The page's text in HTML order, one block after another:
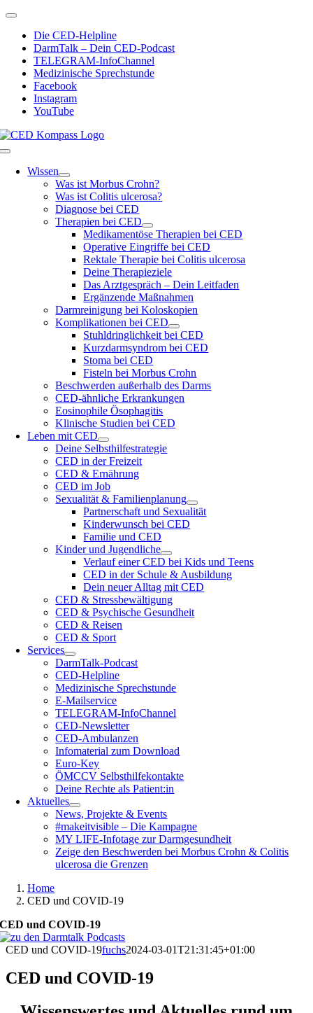
Zum
springen
Toggle
NavigationDie CED-Helpline
DarmTalk – Dein CED-Podcast
TELEGRAM-InfoChannel
Medizinische Sprechstunde
Facebook
Instagram
YouTube
Toggle
NavigationWissen
Was ist Morbus Crohn?
Was ist Colitis ulcerosa?
Diagnose bei CED
Therapien bei CED
Medikamentöse Therapien bei CED
Operative Eingriffe bei CED
Rektale Therapie bei Colitis ulcerosa
Deine Therapieziele
Das Arztgespräch – Dein Leitfaden
Ergänzende Maßnahmen
Darmreinigung bei Koloskopien
Komplikationen bei CED
Stuhldringlichkeit bei CED
Kurzdarmsyndrom bei CED
Stoma bei CED
Fisteln bei Morbus Crohn
Beschwerden außerhalb des Darms
CED-ähnliche Erkrankungen
Eosinophile Ösophagitis
Klinische Studien bei CED
Leben mit CED
Deine Selbsthilfestrategie
CED in der Freizeit
CED & Ernährung
CED im Job
Sexualität & Familienplanung
Partnerschaft und Sexualität
Kinderwunsch bei CED
Familie und CED
Kinder und Jugendliche
Verlauf einer CED bei Kids und Teens
CED in der Schule & Ausbildung
Dein neuer Alltag mit CED
CED & Stressbewältigung
CED & Psychische Gesundheit
CED & Reisen
CED & Sport
Services
DarmTalk-Podcast
CED-Helpline
Medizinische Sprechstunde
E-Mailservice
TELEGRAM-InfoChannel
CED-Newsletter
CED-Ambulanzen
Infomaterial zum Download
Euro-Key
ÖMCCV Selbsthilfekontakte
Deine Rechte als Patient:in
Aktuelles
News, Projekte & Events
#makeitvisible – Die Kampagne
MY LIFE-Infotage zur Darmgesundheit
Zeige den Beschwerden bei Morbus Crohn & Colitis
ulcerosa die Grenzen
Home
CED und COVID-19
CED und COVID-19
CED und COVID-19fuchs2024-03-01T21:31:45+01:00
CED und COVID-19